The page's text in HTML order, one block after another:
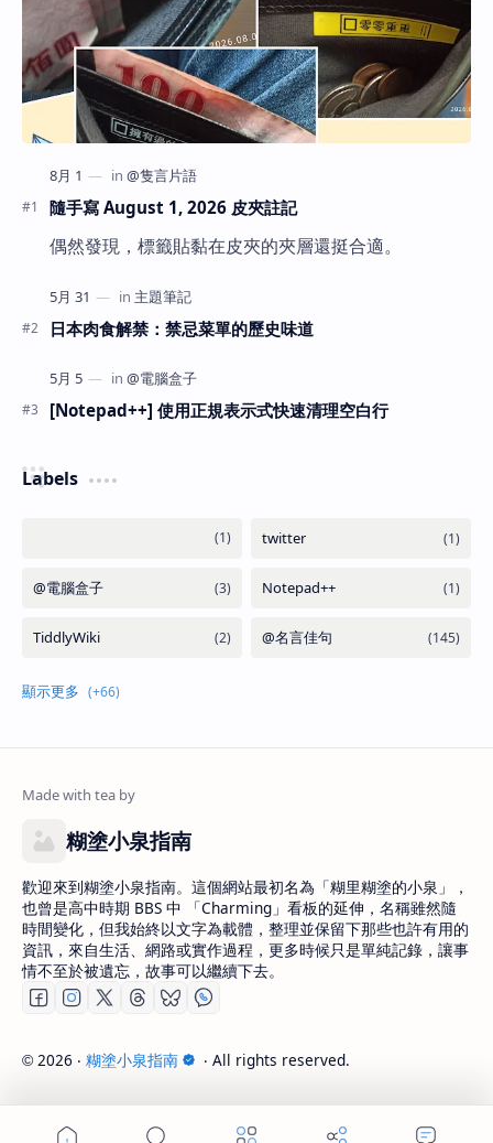
隨手寫 August 1, 2026 皮夾註記
偶然發現，標籤貼黏在皮夾的夾層還挺合適。
日本肉食解禁：禁忌菜單的歷史味道
[Notepad++] 使用正規表示式快速清理空白行
Labels
糊塗小泉指南
歡迎來到糊塗小泉指南。這個網站最初名為「糊里糊塗的小泉」，
也曾是高中時期 BBS 中 「Charming」看板的延伸，名稱雖然隨
時間變化，但我始終以文字為載體，整理並保留下那些也許有用的
資訊，來自生活、網路或實作過程，更多時候只是單純記錄，讓事
情不至於被遺忘，故事可以繼續下去。
© 2026 ‧ 糊塗小泉指南 ‧ All rights reserved.